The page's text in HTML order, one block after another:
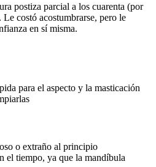
postiza parcial a los cuarenta (por
costó acostumbrarse, pero le
en sí misma.
para el aspecto y la masticación
o extraño al principio
el tiempo, ya que la mandíbula